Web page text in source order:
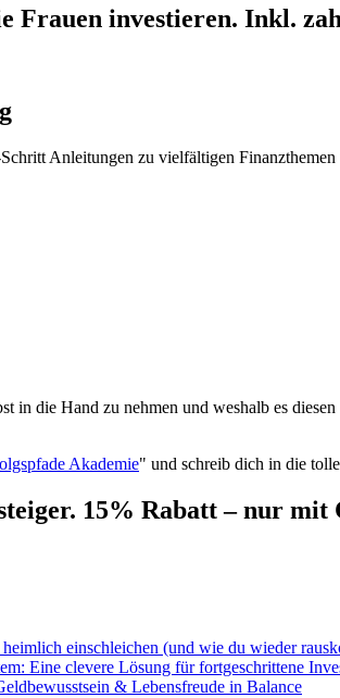
Frauen investieren. Inkl.
Anleitungen zu vielfältigen Finanzthemen
in die Hand zu nehmen und weshalb es
Akademie" und schreib dich in die
15% Rabatt – nur mit
einschleichen (und wie du wieder
Eine clevere Lösung für fortgeschrittene
& Lebensfreude in Balance